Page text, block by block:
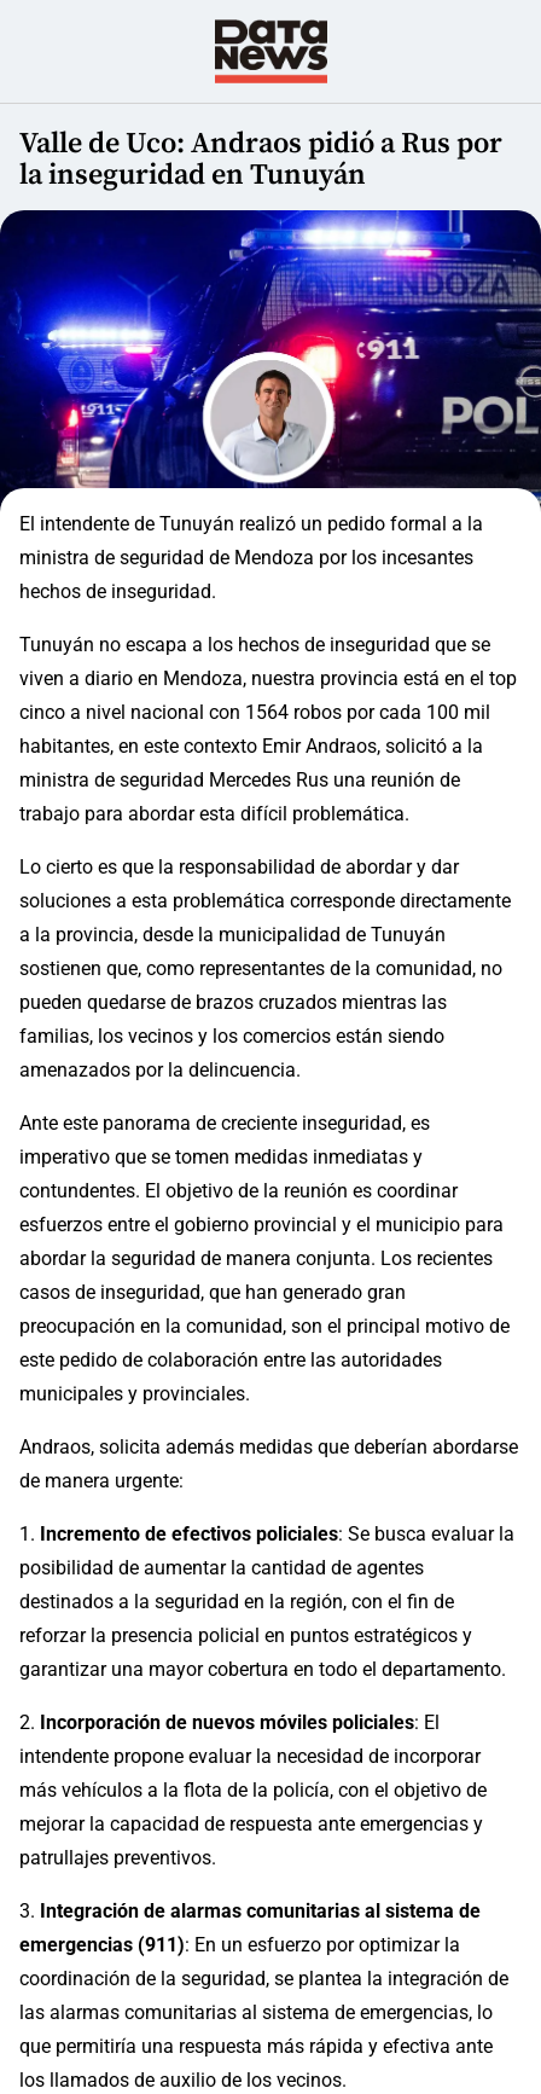
Valle de Uco: Andraos pidió a Rus por
la inseguridad en Tunuyán
El intendente de Tunuyán realizó un pedido formal a la
ministra de seguridad de Mendoza por los incesantes
hechos de inseguridad.
Tunuyán no escapa a los hechos de inseguridad que se
viven a diario en Mendoza, nuestra provincia está en el top
cinco a nivel nacional con 1564 robos por cada 100 mil
habitantes, en este contexto Emir Andraos, solicitó a la
ministra de seguridad Mercedes Rus una reunión de
trabajo para abordar esta difícil problemática.
Lo cierto es que la responsabilidad de abordar y dar
soluciones a esta problemática corresponde directamente
a la provincia, desde la municipalidad de Tunuyán
sostienen que, como representantes de la comunidad, no
pueden quedarse de brazos cruzados mientras las
familias, los vecinos y los comercios están siendo
amenazados por la delincuencia.
Ante este panorama de creciente inseguridad, es
imperativo que se tomen medidas inmediatas y
contundentes. El objetivo de la reunión es coordinar
esfuerzos entre el gobierno provincial y el municipio para
abordar la seguridad de manera conjunta. Los recientes
casos de inseguridad, que han generado gran
preocupación en la comunidad, son el principal motivo de
este pedido de colaboración entre las autoridades
municipales y provinciales.
Andraos, solicita además medidas que deberían abordarse
de manera urgente:
1. Incremento de efectivos policiales: Se busca evaluar la
posibilidad de aumentar la cantidad de agentes
destinados a la seguridad en la región, con el fin de
reforzar la presencia policial en puntos estratégicos y
garantizar una mayor cobertura en todo el departamento.
2. Incorporación de nuevos móviles policiales: El
intendente propone evaluar la necesidad de incorporar
más vehículos a la flota de la policía, con el objetivo de
mejorar la capacidad de respuesta ante emergencias y
patrullajes preventivos.
3. Integración de alarmas comunitarias al sistema de
emergencias (911): En un esfuerzo por optimizar la
coordinación de la seguridad, se plantea la integración de
las alarmas comunitarias al sistema de emergencias, lo
que permitiría una respuesta más rápida y efectiva ante
los llamados de auxilio de los vecinos.